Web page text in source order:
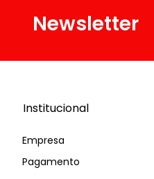
Newsletter
Institucional
Empresa
Pagamento